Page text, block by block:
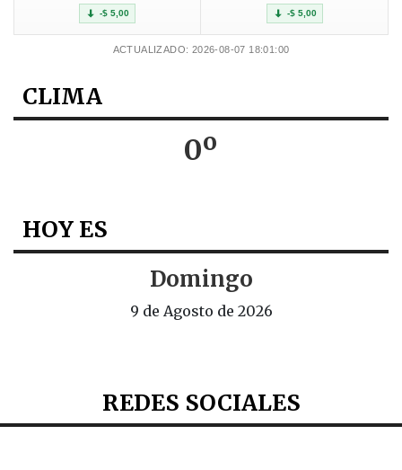
-$ 5,00 -$ 5,00
ACTUALIZADO: 2026-08-07 18:01:00
CLIMA
0º
HOY ES
Domingo
9 de Agosto de 2026
REDES SOCIALES